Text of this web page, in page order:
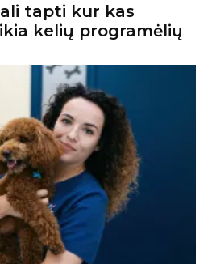
tapti kur kas
kelių programėlių